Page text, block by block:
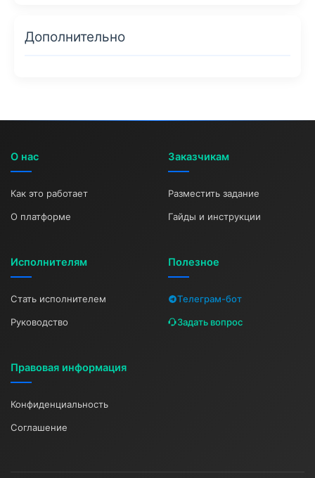
Дополнительно
О нас
Как это работает
О платформе
Заказчикам
Разместить задание
Гайды и инструкции
Исполнителям
Стать исполнителем
Руководство
Полезное
Телеграм-бот
Задать вопрос
Правовая информация
Конфиденциальность
Соглашение